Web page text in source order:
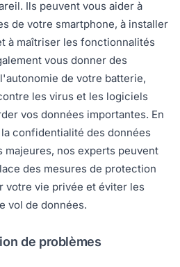
Ils peuvent vous aider à
de votre smartphone, à installer
à maîtriser les fonctionnalités
vous donner des
de votre batterie,
les virus et les logiciels
vos données importantes. En
confidentialité des données
majeures, nos experts peuvent
des mesures de protection
votre vie privée et éviter les
vol de données.
de problèmes